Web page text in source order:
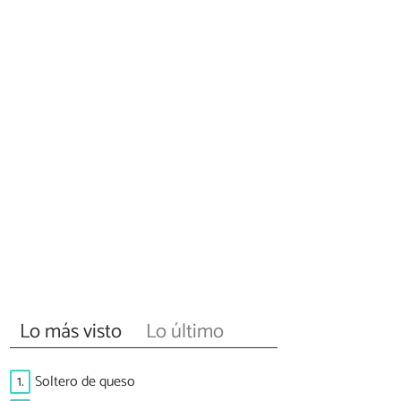
Lo más visto Lo último
1. Soltero de queso